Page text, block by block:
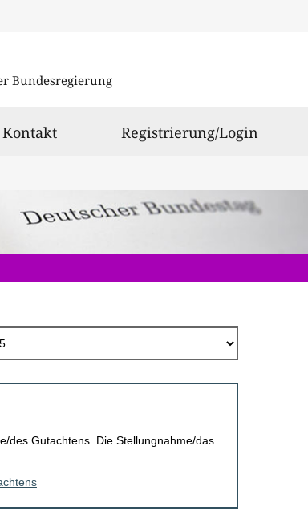
Bundesregierung
Kontakt Registrierung/Login
des Gutachtens. Die Stellungnahme/das